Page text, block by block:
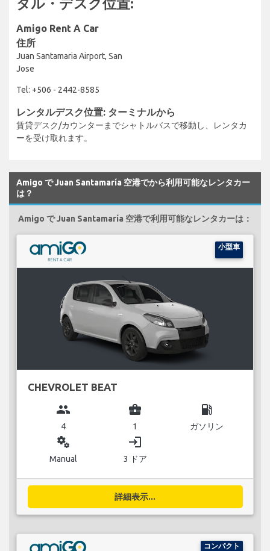
タル・デスク位置:
Amigo Rent A Car
住所
Juan Santamaria Airport, San
Jose
Tel: +506 - 2442-8585
レンタルデスク位置: ターミナルから
賃貸デスク/カウンターまでシャトルバスで移動し、レンタカ
ーを受け取れます。
Amigo で Juan Santamaría 空港でから利用可能なレンタカー
は？
Amigo で Juan Santamaría 空港で利用可能なレンタカーは：
小型車
CHEVROLET BEAT
group
4
business_center
1
local_gas_station
ガソリン
miscellaneous_services
Manual
login
3 ドア
詳細表示...
コンパクト